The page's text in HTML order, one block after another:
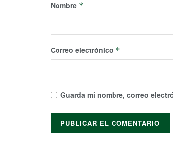
Nombre *
Correo electrónico *
Guarda mi nombre, correo